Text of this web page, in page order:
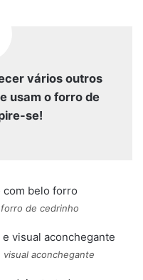
vários outros
usam o forro de
se!
de cedrinho
visual aconchegante